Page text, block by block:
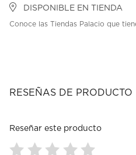
DISPONIBLE EN TIENDA
Conoce las Tiendas Palacio que
RESEÑAS DE PRODUCTO
Reseñar este producto